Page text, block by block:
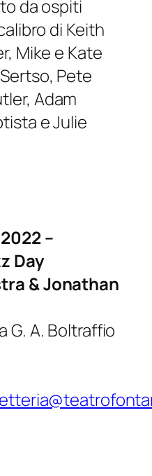
da ospiti
di Keith
Mike e Kate
Pete
Adam
e Julie
–
Day
& Jonathan
G. A. Boltraffio